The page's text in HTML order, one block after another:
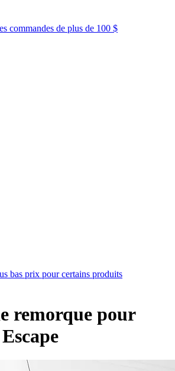
commandes de plus de 100 $
bas prix pour certains produits
remorque pour